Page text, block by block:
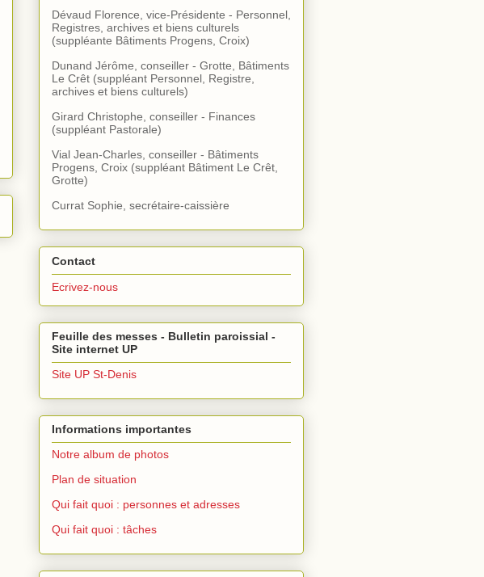
Dévaud Florence, vice-Présidente - Personnel,
Registres, archives et biens culturels
(suppléante Bâtiments Progens, Croix)
Dunand Jérôme, conseiller - Grotte, Bâtiments
Le Crêt (suppléant Personnel, Registre,
archives et biens culturels)
Girard Christophe, conseiller - Finances
(suppléant Pastorale)
Vial Jean-Charles, conseiller - Bâtiments
Progens, Croix (suppléant Bâtiment Le Crêt,
Grotte)
Currat Sophie, secrétaire-caissière
Contact
Ecrivez-nous
Feuille des messes - Bulletin paroissial -
Site internet UP
Site UP St-Denis
Informations importantes
Notre album de photos
Plan de situation
Qui fait quoi : personnes et adresses
Qui fait quoi : tâches